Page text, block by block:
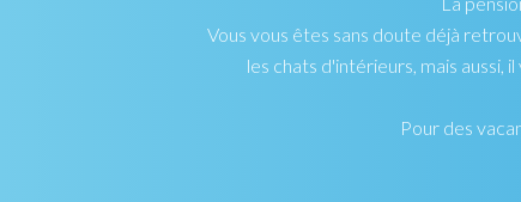
Vous vous êtes sans doute déjà
les chats d'intérieurs, mais aussi,
Pour des